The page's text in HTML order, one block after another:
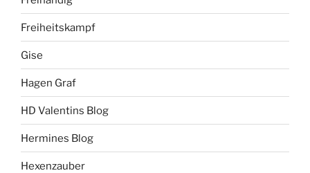
Freiheitskampf
Gise
Hagen Graf
HD Valentins Blog
Hermines Blog
Hexenzauber